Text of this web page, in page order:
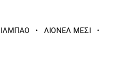
· ΛΙΟΝΕΛ ΜΕΣΙ ·